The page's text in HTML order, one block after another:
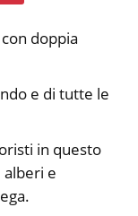
doppia
e di tutte le
in questo
e